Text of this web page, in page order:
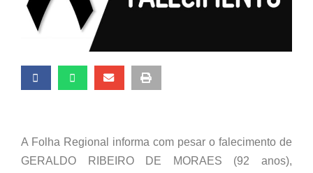
A Folha Regional informa com pesar o falecimento de
GERALDO RIBEIRO DE MORAES (92 anos),